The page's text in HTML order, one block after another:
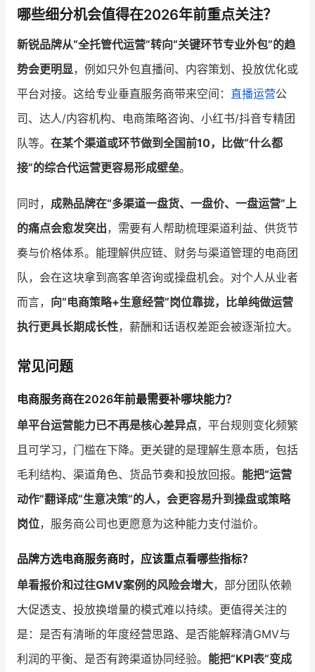
哪些细分机会值得在2026年前重点关注？
新锐品牌从“全托管代运营”转向“关键环节专业外包”的趋
势会更明显，例如只外包直播间、内容策划、投放优化或
平台对接。这给专业垂直服务商带来空间： 直播运营公
司、达人/内容机构、电商策略咨询、小红书/抖音专精团
队等。 在某个渠道或环节做到全国前10，比做“什么都
接”的综合代运营更容易形成壁垒。
同时， 成熟品牌在“多渠道一盘货、一盘价、一盘运营”上
的痛点会愈发突出，需要有人帮助梳理渠道利益、供货节
奏与价格体系。能理解供应链、财务与渠道管理的电商团
队，会在这块拿到高客单咨询或操盘机会。对个人从业者
而言， 向“电商策略+生意经营”岗位靠拢，比单纯做运营
执行更具长期成长性，薪酬和话语权差距会被逐渐拉大。
常见问题
电商服务商在2026年前最需要补哪块能力？
单平台运营能力已不再是核心差异点，平台规则变化频繁
且可学习，门槛在下降。更关键的是理解生意本质，包括
毛利结构、渠道角色、货品节奏和投放回报。 能把“运营
动作”翻译成“生意决策”的人，会更容易升到操盘或策略
岗位，服务商公司也更愿意为这种能力支付溢价。
品牌方选电商服务商时，应该重点看哪些指标？
单看报价和过往GMV案例的风险会增大，部分团队依赖
大促透支、投放换增量的模式难以持续。更值得关注的
是：是否有清晰的年度经营思路、是否能解释清GMV与
利润的平衡、是否有跨渠道协同经验。 能把“KPI表”变成